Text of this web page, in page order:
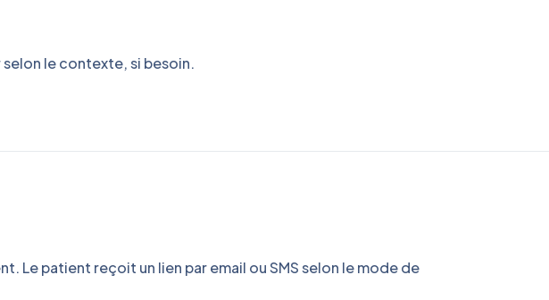
le contexte, si besoin.
Le patient reçoit un lien par email ou SMS selon le mode de